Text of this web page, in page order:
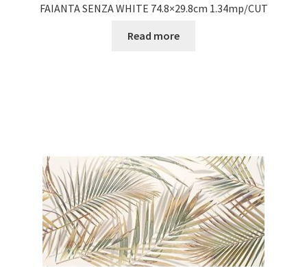
FAIANTA SENZA WHITE 74.8×29.8cm 1.34mp/CUT
Read more